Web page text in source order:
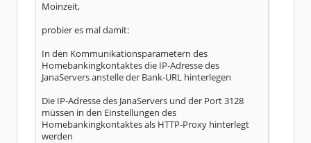
Moinzeit,
probier es mal damit:
In den Kommunikationsparametern des
Homebankingkontaktes die IP-Adresse des
JanaServers anstelle der Bank-URL hinterlegen
Die IP-Adresse des JanaServers und der Port 3128
müssen in den Einstellungen des
Homebankingkontaktes als HTTP-Proxy hinterlegt
werden